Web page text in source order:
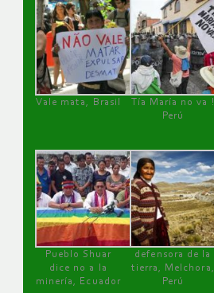
Vale mata, Brasil
Tía María no va !
Perú
Pueblo Shuar
dice no a la
minería, Ecuador
defensora de la
tierra, Melchora,
Perú